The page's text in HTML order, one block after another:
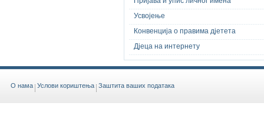
Усвојење
Конвенција о правима дјетета
Дјеца на интернету
O нама Услови кориштења Заштита ваших података